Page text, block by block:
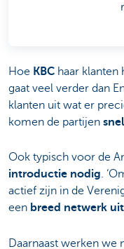
Hoe KBC haar klanten
gaat veel verder dan
klanten uit wat er
komen de partijen
Ook typisch voor de
introductie nodig.
actief zijn in de
een breed netwerk
Daarnaast werken we